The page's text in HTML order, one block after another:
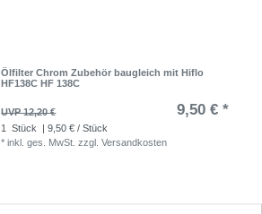
Ölfilter Chrom Zubehör baugleich mit Hiflo
HF138C HF 138C
UVP 12,20 € 9,50 € *
1 Stück
| 9,50 € / Stück
*inkl. ges. MwSt. zzgl.Versandkosten